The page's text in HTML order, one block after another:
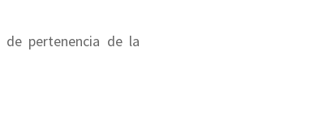
pertenencia de la